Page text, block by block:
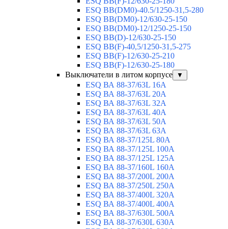
ESQ ВВ(DM0)-40.5/1250-31,5-280
ESQ ВВ(DM0)-12/630-25-150
ESQ ВВ(DM0)-12/1250-25-150
ESQ BB(D)-12/630-25-150
ESQ ВВ(F)-40,5/1250-31,5-275
ESQ ВВ(F)-12/630-25-210
ESQ ВВ(F)-12/630-25-180
Выключатели в литом корпусе
▼
ESQ ВА 88-37/63L 16A
ESQ ВА 88-37/63L 20A
ESQ ВА 88-37/63L 32A
ESQ ВА 88-37/63L 40A
ESQ ВА 88-37/63L 50A
ESQ ВА 88-37/63L 63A
ESQ ВА 88-37/125L 80A
ESQ ВА 88-37/125L 100A
ESQ ВА 88-37/125L 125A
ESQ ВА 88-37/160L 160A
ESQ ВА 88-37/200L 200A
ESQ ВА 88-37/250L 250A
ESQ ВА 88-37/400L 320A
ESQ ВА 88-37/400L 400A
ESQ ВА 88-37/630L 500A
ESQ ВА 88-37/630L 630A